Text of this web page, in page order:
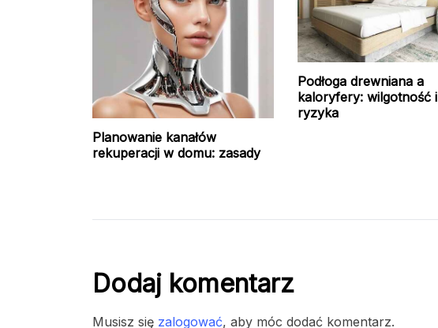
Planowanie kanałów
rekuperacji w domu: zasady
Podłoga drewniana a
kaloryfery: wilgotność i
ryzyka
Dodaj komentarz
Musisz się zalogować, aby móc dodać komentarz.